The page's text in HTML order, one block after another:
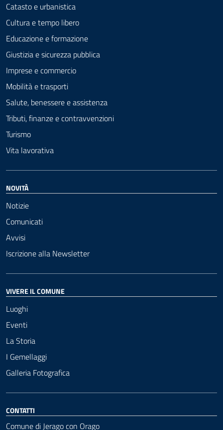
Catasto e urbanistica
Cultura e tempo libero
Educazione e formazione
Giustizia e sicurezza pubblica
Imprese e commercio
Mobilità e trasporti
Salute, benessere e assistenza
Tributi, finanze e contravvenzioni
Turismo
Vita lavorativa
NOVITÀ
Notizie
Comunicati
Avvisi
Iscrizione alla Newsletter
VIVERE IL COMUNE
Luoghi
Eventi
La Storia
I Gemellaggi
Galleria Fotografica
CONTATTI
Comune di Jerago con Orago